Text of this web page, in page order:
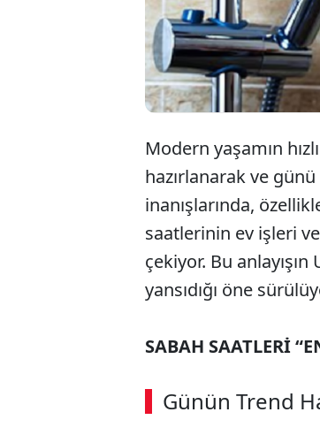
Modern yaşamın
hazırlanarak ve
inanışlarında,
saatlerinin ev işleri
çekiyor. Bu
yansıdığı öne
SABAH SAATLERİ
Günün Trend